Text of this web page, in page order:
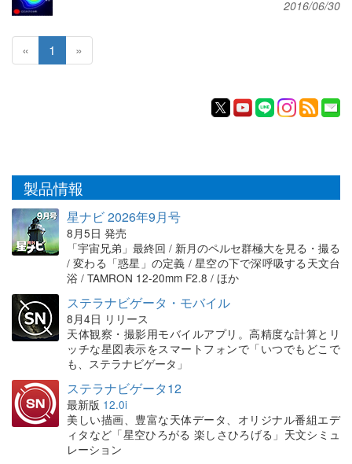
2016/06/30
« 1 »
製品情報
星ナビ 2026年9月号
8月5日 発売
「宇宙兄弟」最終回 / 新月のペルセ群極大を見る・撮る
/ 変わる「惑星」の定義 / 星空の下で深呼吸する天文台
浴 / TAMRON 12-20mm F2.8 / ほか
ステラナビゲータ・モバイル
8月4日 リリース
天体観察・撮影用モバイルアプリ。高精度な計算とリ
ッチな星図表示をスマートフォンで「いつでもどこで
も、ステラナビゲータ」
ステラナビゲータ12
最新版 12.0i
美しい描画、豊富な天体データ、オリジナル番組エデ
ィタなど「星空ひろがる 楽しさひろげる」天文シミュ
レーション